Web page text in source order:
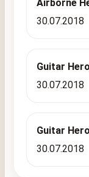
Airborne
30.07.2018
Guitar
30.07.2018
Guitar
30.07.2018